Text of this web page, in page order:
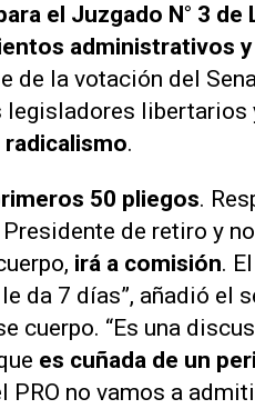
el Juzgado N° 3 de
administrativos y
de la votación del
legisladores libertarios
radicalismo.
50 pliegos.
de retiro y
irá a comisión.
da 7 días”, añadió el
cuerpo. “Es una
es cuñada de un
PRO no vamos a